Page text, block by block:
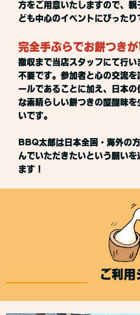
方をご用意いたしますので、
ども中心のイベントにぴったり
完全手ぶらでお餅つき
撤収まで当店スタッフにて行
不要です。参加者と心の交流
ールであることに加え、日本
な素晴らしい餅つきの醍醐味
いです。
BBQ太郎は日本全国・海外の
んでいただきたいという願い
ます！
ご利用